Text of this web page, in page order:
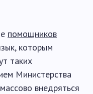
помощников
которым
таких
Министерства
внедряться